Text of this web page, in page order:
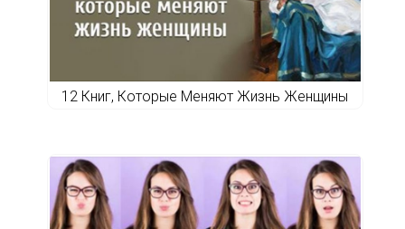
12 Книг, Которые Меняют Жизнь Женщины